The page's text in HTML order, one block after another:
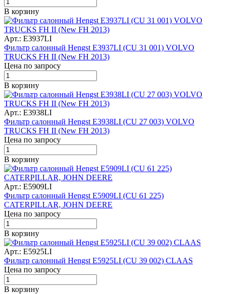
В корзину
Арт.: E3937LI
Фильтр салонный Hengst E3937LI (CU 31 001) VOLVO
TRUCKS FH II (New FH 2013)
Цена по запросу
В корзину
Арт.: E3938LI
Фильтр салонный Hengst E3938LI (CU 27 003) VOLVO
TRUCKS FH II (New FH 2013)
Цена по запросу
В корзину
Арт.: E5909LI
Фильтр салонный Hengst E5909LI (CU 61 225)
CATERPILLAR, JOHN DEERE
Цена по запросу
В корзину
Арт.: E5925LI
Фильтр салонный Hengst E5925LI (CU 39 002) CLAAS
Цена по запросу
В корзину